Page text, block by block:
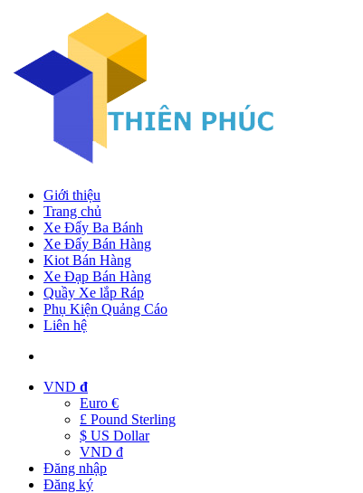
Giới thiệu
Trang chủ
Xe Đẩy Ba Bánh
Xe Đẩy Bán Hàng
Kiot Bán Hàng
Xe Đạp Bán Hàng
Quầy Xe lắp Ráp
Phụ Kiện Quảng Cáo
Liên hệ
VND đ
Euro €
£ Pound Sterling
$ US Dollar
VND đ
Đăng nhập
Đăng ký